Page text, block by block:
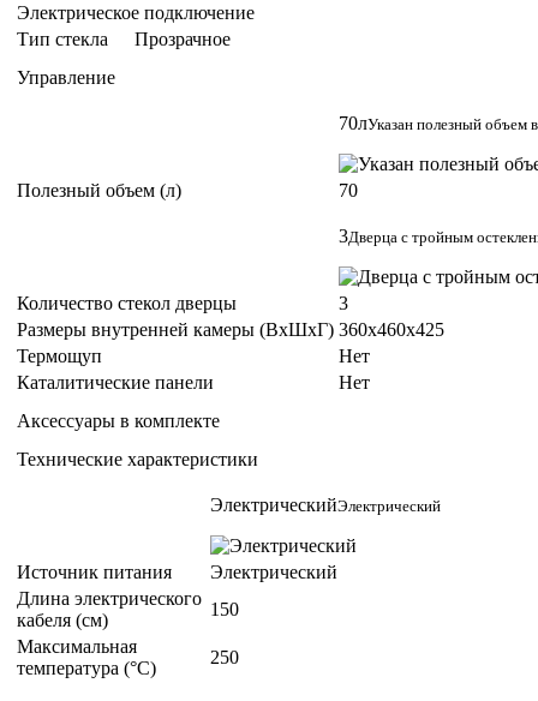
Электрическое подключение
Тип стекла
Прозрачное
Управление
70лУказан полезный объем
Полезный объем (л) 70
3Дверца с тройным
Количество стекол дверцы
3
Размеры внутренней камеры (ВхШхГ) 360x460x425
Термощуп
Нет
Каталитические панели
Нет
Аксессуары в комплекте
Технические характеристики
ЭлектрическийЭлектрический
Источник питания
Электрический
Длина электрического
кабеля (см)
150
Максимальная
температура (°C)
250